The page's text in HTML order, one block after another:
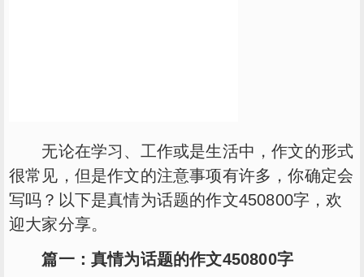
无论在学习、工作或是生活中，作文的形式
很常见，但是作文的注意事项有许多，你确定会
写吗？以下是真情为话题的作文450800字，欢
迎大家分享。
篇一：真情为话题的作文450800字